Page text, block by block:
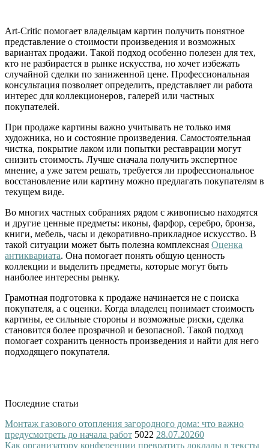
Art-Critic помогает владельцам картин получить понятное
представление о стоимости произведения и возможных
вариантах продажи. Такой подход особенно полезен для тех,
кто не разбирается в рынке искусства, но хочет избежать
случайной сделки по заниженной цене. Профессиональная
консультация позволяет определить, представляет ли работа
интерес для коллекционеров, галерей или частных
покупателей.
При продаже картины важно учитывать не только имя
художника, но и состояние произведения. Самостоятельная
чистка, покрытие лаком или попытки реставрации могут
снизить стоимость. Лучше сначала получить экспертное
мнение, а уже затем решать, требуется ли профессиональное
восстановление или картину можно предлагать покупателям в
текущем виде.
Во многих частных собраниях рядом с живописью находятся
и другие ценные предметы: иконы, фарфор, серебро, бронза,
книги, мебель, часы и декоративно-прикладное искусство. В
такой ситуации может быть полезна комплексная Оценка
антиквариата. Она помогает понять общую ценность
коллекции и выделить предметы, которые могут быть
наиболее интересны рынку.
Грамотная подготовка к продаже начинается не с поиска
покупателя, а с оценки. Когда владелец понимает стоимость
картины, ее сильные стороны и возможные риски, сделка
становится более прозрачной и безопасной. Такой подход
помогает сохранить ценность произведения и найти для него
подходящего покупателя.
Последние статьи
Монтаж газового отопления загородного дома: что важно
предусмотреть до начала работ 5022 28.07.20260
Как организатору конференции превратить доклады в тексты